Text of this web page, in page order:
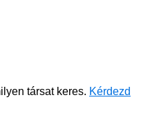
társat keres. Kérdezd